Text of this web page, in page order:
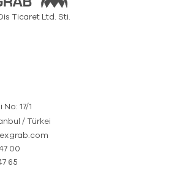
Ticaret Ltd. Sti.
17/1
/ Türkei
00
65